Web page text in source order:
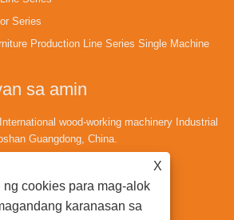
Series
Production Line Series Single Machine
sa amin
wood-working machinery Industrial
Guangdong, China.
X
ng cookies para mag-alok
karanasan sa